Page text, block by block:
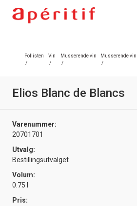
Pollisten
/
Vin
/
Musserende vin
/
Musserende vin
/
Elios Blanc de Blancs
Varenummer:
20701701
Utvalg:
Bestillingsutvalget
Volum:
0.75 l
Pris: